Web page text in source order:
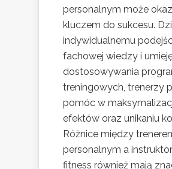
personalnym może
kluczem do sukcesu.
indywidualnemu
fachowej wiedzy i
dostosowywania
treningowych, trenerzy
pomóc w
efektów oraz unikaniu
Różnice między
personalnym a
fitness również mają